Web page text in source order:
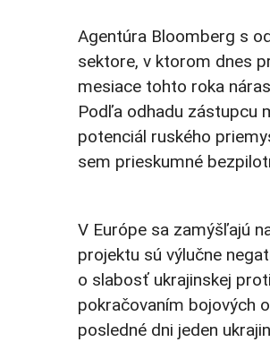
Agentúra Bloomberg s
sektore, v ktorom dnes
mesiace tohto roka
Podľa odhadu zástupcu
potenciál ruského
sem prieskumné
V Európe sa zamýšľajú
projektu sú výlučne
o slabosť ukrajinskej
pokračovaním bojových
posledné dni jeden